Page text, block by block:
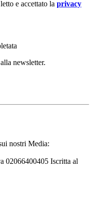
e accettato la privacy
newsletter.
nostri Media:
02066400405 Iscritta al